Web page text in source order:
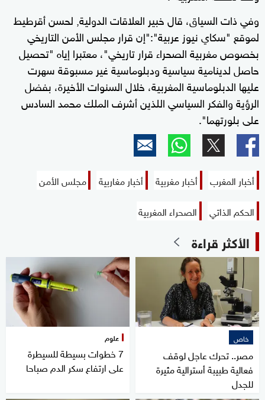
وفي ذات السياق، قال خبير العلاقات الدولية, لحسن أقرطيط
لموقع "سكاي نيوز عربية":"إن قرار مجلس الأمن التاريخي
بخصوص مغربية الصحراء قرار تاريخي"، معتبرا إياه "تحصيل
حاصل لدينامية سياسية ودبلوماسية غير مسبوقة سهرت
عليها الدبلوماسية المغربية، خلال السنوات الأخيرة، بفضل
الرؤية والفكر السياسي اللذين أشرف الملك محمد السادس
على بلورتهما".
أخبار المغرب أخبار مغربية أخبار مغاربية
مجلس الأمن
الحكم الذاتي
الصحراء المغربية
الأكثر قراءة
خاص
مصر.. تحرك عاجل لوقف
فعالية طبيبة أسترالية مثيرة
للجدل
علوم
7 خطوات بسيطة للسيطرة
على ارتفاع سكر الدم صباحا